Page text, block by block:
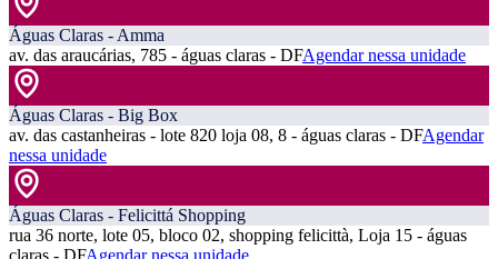
Águas Claras - Amma
av. das araucárias, 785 - águas claras - DFAgendar nessa unidade
Águas Claras - Big Box
av. das castanheiras - lote 820 loja 08, 8 - águas claras - DFAgendar
nessa unidade
Águas Claras - Felicittá Shopping
rua 36 norte, lote 05, bloco 02, shopping felicittà, Loja 15 - águas
claras - DFAgendar nessa unidade